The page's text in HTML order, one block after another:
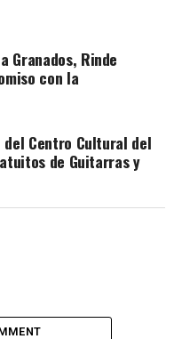
Granados, Rinde
con la
del Centro Cultural del
de Guitarras y